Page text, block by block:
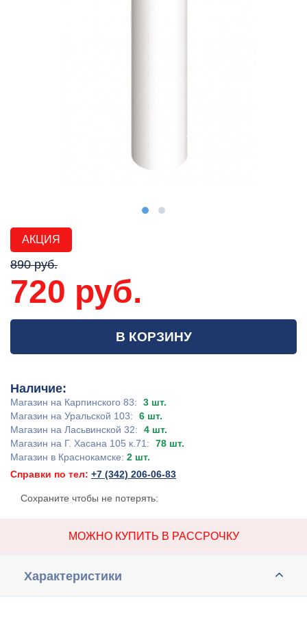
АКЦИЯ
890 руб.
720 руб.
В КОРЗИНУ
Наличие:
Магазин на Карпинского 83:
3 шт.
Магазин на Уральской 103:
6 шт.
Магазин на Ласьвинской 32:
4 шт.
Магазин на Г. Хасана 105 к.71:
78 шт.
Магазин в Краснокамске: 2 шт.
Справки по тел: +7 (342) 206-06-83
Сохраните чтобы не потерять:
МОЖНО КУПИТЬ В РАССРОЧКУ
Характеристики